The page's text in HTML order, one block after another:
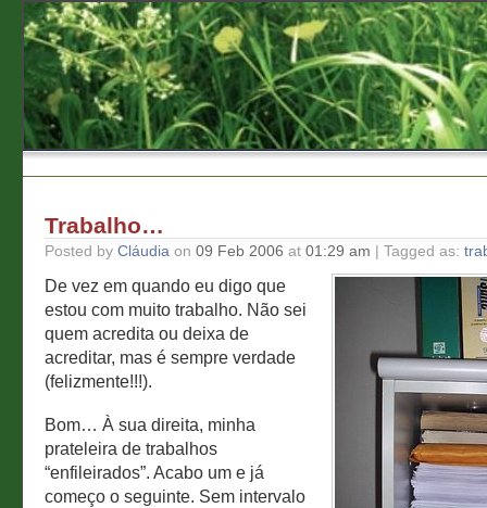
Trabalho…
Posted by Cláudia on 09 Feb 2006 at 01:29 am | Tagged as:
De vez em quando eu digo que
estou com muito trabalho. Não sei
quem acredita ou deixa de
acreditar, mas é sempre verdade
(felizmente!!!).
Bom… À sua direita, minha
prateleira de trabalhos
“enfileirados”. Acabo um e já
começo o seguinte. Sem intervalo